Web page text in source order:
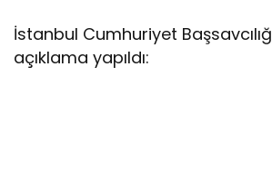
İstanbul Cumhuriyet
açıklama yapıldı: